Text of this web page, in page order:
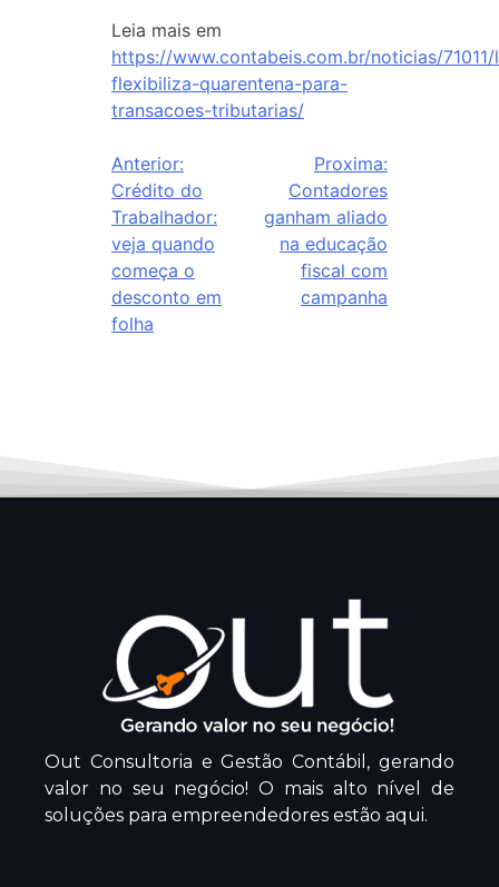
Leia mais em
https://www.contabeis.com.br/noticias/
flexibiliza-quarentena-para-
transacoes-tributarias/
Anterior:
Crédito do
Trabalhador:
veja quando
começa o
desconto em
folha
Proxima:
Contadores
ganham aliado
na educação
fiscal com
campanha
Out Consultoria e Gestão Contábil, gerando
valor no seu negócio! O mais alto nível de
soluções para empreendedores estão aqui.